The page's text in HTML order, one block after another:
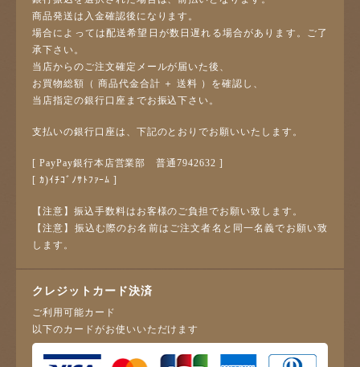
商品発送は入金確認後になります。
場合によっては配送希望日が数日遅れる場合があります。ご了
承下さい。
当店からのご注文確定メールが届いた後、
お買物総額（ 商品代金合計 ＋ 送料 ）を確認し、
当店指定の銀行口座までお振込下さい。
支払いの銀行口座は、下記のとおりでお願いいたします。
[ PayPay銀行本店営業部 普通7942632 ]
[ ｶ)ｲﾁｺﾞﾉｻﾄﾌｧｰﾑ ]
【注意】振込手数料はお客様のご負担でお願い致します。
【注意】振込む際のお名前はご注文者名と同一名義でお願い致
します。
クレジットカード決済
ご利用可能カード
以下のカードがお使いいただけます